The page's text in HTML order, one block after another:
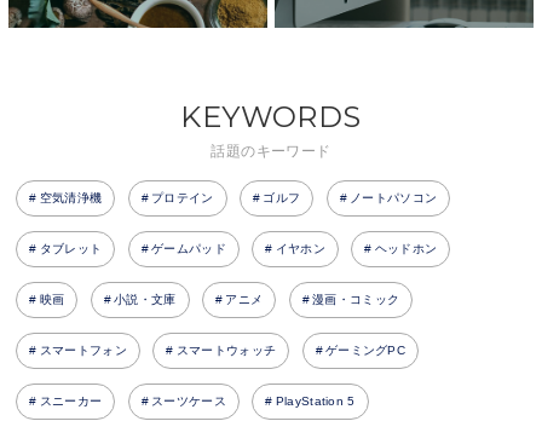
KEYWORDS
話題のキーワード
空気清浄機 プロテイン ゴルフ ノートパソコン
タブレット ゲームパッド イヤホン ヘッドホン
映画 小説・文庫 アニメ 漫画・コミック
スマートフォン スマートウォッチ ゲーミングPC
スニーカー スーツケース PlayStation 5